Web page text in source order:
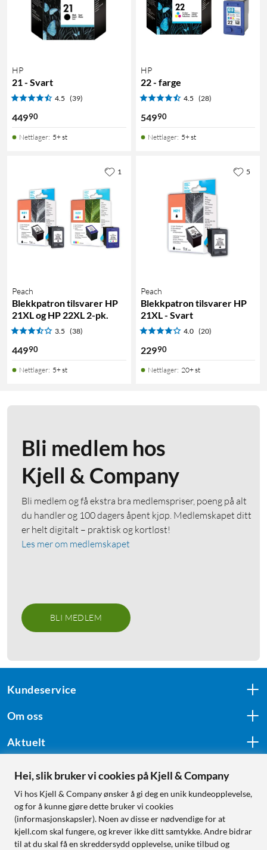
HP
21 - Svart
4.5 (39)
44990
Nettlager: 5+ st
HP
22 - farge
4.5 (28)
54990
Nettlager: 5+ st
Peach
Blekkpatron tilsvarer HP
21XL og HP 22XL 2-pk.
3.5 (38)
44990
Nettlager: 5+ st
1
Peach
Blekkpatron tilsvarer HP
21XL - Svart
4.0 (20)
22990
Nettlager: 20+ st
5
Bli medlem hos
Kjell & Company
Bli medlem og få ekstra bra medlemspriser, poeng på alt
du handler og 100 dagers åpent kjøp. Medlemskapet ditt
er helt digitalt – praktisk og kortløst!
Les mer om medlemskapet
BLI MEDLEM
Kundeservice
Om oss
Aktuelt
Følg oss
Handle fra:
Hei, slik bruker vi cookies på Kjell & Company
Vi hos Kjell & Company ønsker å gi deg en unik kundeopplevelse,
og for å kunne gjøre dette bruker vi cookies
(informasjonskapsler). Noen av disse er nødvendige for at
kjell.com skal fungere, og krever ikke ditt samtykke. Andre bidrar
til at du skal få en skreddersydd opplevelse, unike tilbud og